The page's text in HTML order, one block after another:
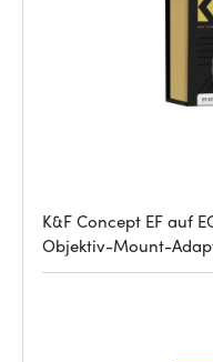
K&F Concept EF auf
Objektiv-Mount-